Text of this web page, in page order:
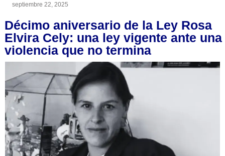
septiembre 22, 2025
Décimo aniversario de la Ley Rosa
Elvira Cely: una ley vigente ante una
violencia que no termina